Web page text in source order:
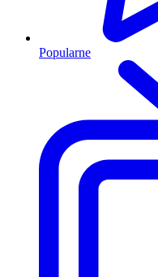
Popularne